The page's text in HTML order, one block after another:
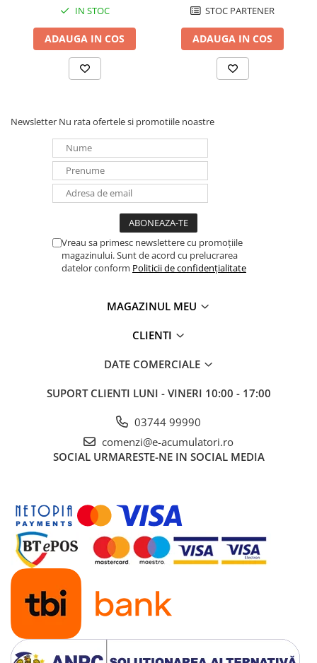
Redresoare, incarcatoare si testere
Redresoare auto, moto, barci si
UPS pentru centrale termice si
UPS Calculatoare si Servere
UPS Trifazat
Stabilizatoare Tensiune
PDUs unitati de distributie a
Cabinete baterii
Sigurante
Tablouri electrice
Lumina (Becuri si Lanterne)
Laptop & PC accesorii, baterii,
cabluri USB, prelungitoare USB
Cablu de date si Adaptoare
Solutii solare portabile
Lichidare de stoc
IN STOC
ADAUGA IN COS
STOC PARTENER
ADAUGA IN COS
Newsletter Nu rata ofertele si promotiile noastre
Vreau sa primesc newslettere cu promoțiile
magazinului. Sunt de acord cu prelucrarea
datelor conform Politicii de confidențialitate
MAGAZINUL MEU
CLIENTI
DATE COMERCIALE
SUPORT CLIENTI LUNI - VINERI 10:00 - 17:00
03744 99990
comenzi@e-acumulatori.ro
SOCIAL URMARESTE-NE IN SOCIAL MEDIA